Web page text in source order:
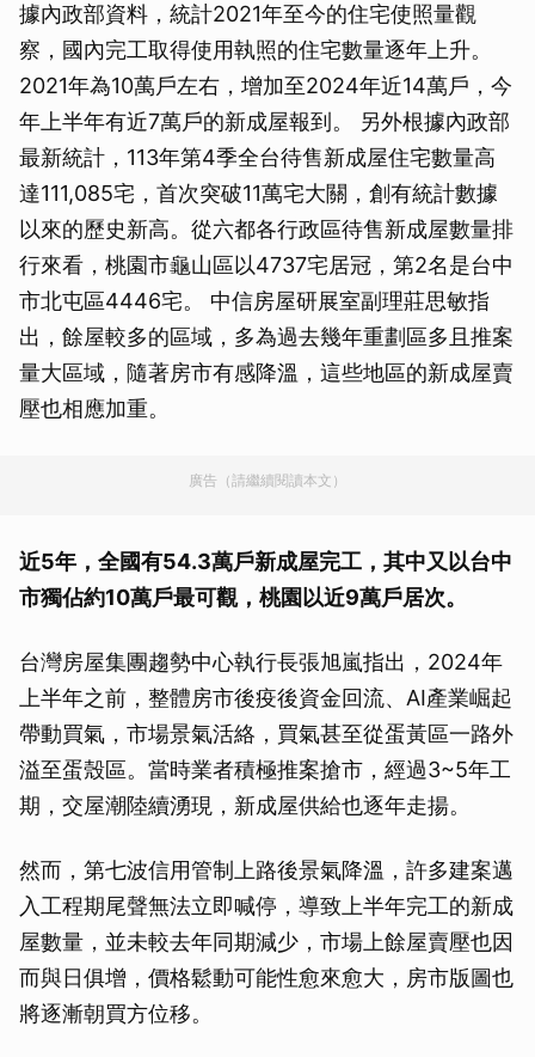
據內政部資料，統計2021年至今的住宅使照量觀
察，國內完工取得使用執照的住宅數量逐年上升。
2021年為10萬戶左右，增加至2024年近14萬戶，今
年上半年有近7萬戶的新成屋報到。 另外根據內政部
最新統計，113年第4季全台待售新成屋住宅數量高
達111,085宅，首次突破11萬宅大關，創有統計數據
以來的歷史新高。從六都各行政區待售新成屋數量排
行來看，桃園市龜山區以4737宅居冠，第2名是台中
市北屯區4446宅。 中信房屋研展室副理莊思敏指
出，餘屋較多的區域，多為過去幾年重劃區多且推案
量大區域，隨著房市有感降溫，這些地區的新成屋賣
壓也相應加重。
廣告（請繼續閱讀本文）
近5年，全國有54.3萬戶新成屋完工，其中又以台中
市獨佔約10萬戶最可觀，桃園以近9萬戶居次。
台灣房屋集團趨勢中心執行長張旭嵐指出，2024年
上半年之前，整體房市後疫後資金回流、AI產業崛起
帶動買氣，市場景氣活絡，買氣甚至從蛋黃區一路外
溢至蛋殼區。當時業者積極推案搶市，經過3~5年工
期，交屋潮陸續湧現，新成屋供給也逐年走揚。
然而，第七波信用管制上路後景氣降溫，許多建案邁
入工程期尾聲無法立即喊停，導致上半年完工的新成
屋數量，並未較去年同期減少，市場上餘屋賣壓也因
而與日俱增，價格鬆動可能性愈來愈大，房市版圖也
將逐漸朝買方位移。